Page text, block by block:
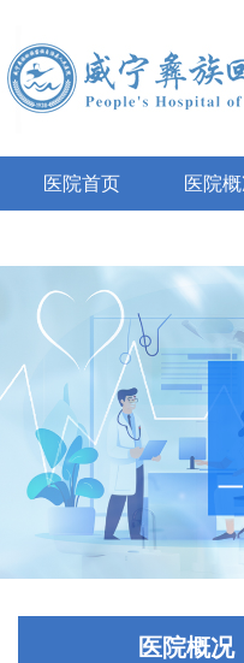
医院首页 医院
医院概况